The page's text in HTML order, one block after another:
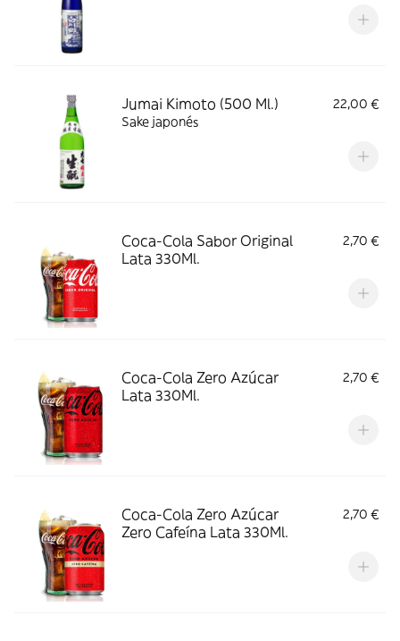
Jumai Kimoto (500 Ml.)
22,00 €
Sake japonés
Coca-Cola Sabor Original
Lata 330Ml.
2,70 €
Coca-Cola Zero Azúcar
Lata 330Ml.
2,70 €
Coca-Cola Zero Azúcar
Zero Cafeína Lata 330Ml.
2,70 €